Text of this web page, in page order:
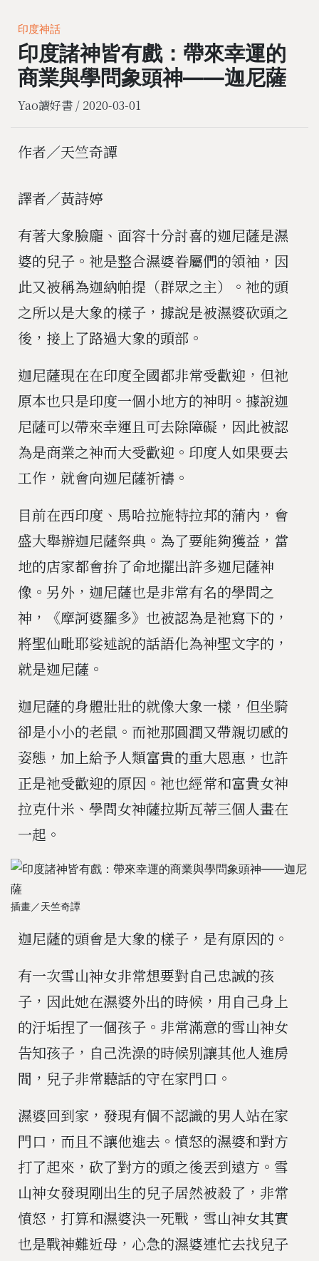
印度神話
印度諸神皆有戲：帶來幸運的
商業與學問象頭神——迦尼薩
Yao讀好書 / 2020-03-01
作者／天竺奇譚
譯者／黃詩婷
有著大象臉龐、面容十分討喜的迦尼薩是濕
婆的兒子。祂是整合濕婆眷屬們的領袖，因
此又被稱為迦納帕提（群眾之主）。祂的頭
之所以是大象的樣子，據說是被濕婆砍頭之
後，接上了路過大象的頭部。
迦尼薩現在在印度全國都非常受歡迎，但祂
原本也只是印度一個小地方的神明。據說迦
尼薩可以帶來幸運且可去除障礙，因此被認
為是商業之神而大受歡迎。印度人如果要去
工作，就會向迦尼薩祈禱。
目前在西印度、馬哈拉施特拉邦的蒲內，會
盛大舉辦迦尼薩祭典。為了要能夠獲益，當
地的店家都會拚了命地擺出許多迦尼薩神
像。另外，迦尼薩也是非常有名的學問之
神，《摩訶婆羅多》也被認為是祂寫下的，
將聖仙毗耶娑述說的話語化為神聖文字的，
就是迦尼薩。
迦尼薩的身體壯壯的就像大象一樣，但坐騎
卻是小小的老鼠。而祂那圓潤又帶親切感的
姿態，加上給予人類富貴的重大恩惠，也許
正是祂受歡迎的原因。祂也經常和富貴女神
拉克什米、學問女神薩拉斯瓦蒂三個人畫在
一起。
插畫／天竺奇譚
迦尼薩的頭會是大象的樣子，是有原因的。
有一次雪山神女非常想要對自己忠誠的孩
子，因此她在濕婆外出的時候，用自己身上
的汙垢捏了一個孩子。非常滿意的雪山神女
告知孩子，自己洗澡的時候別讓其他人進房
間，兒子非常聽話的守在家門口。
濕婆回到家，發現有個不認識的男人站在家
門口，而且不讓他進去。憤怒的濕婆和對方
打了起來，砍了對方的頭之後丟到遠方。雪
山神女發現剛出生的兒子居然被殺了，非常
憤怒，打算和濕婆決一死戰，雪山神女其實
也是戰神難近母，心急的濕婆連忙去找兒子